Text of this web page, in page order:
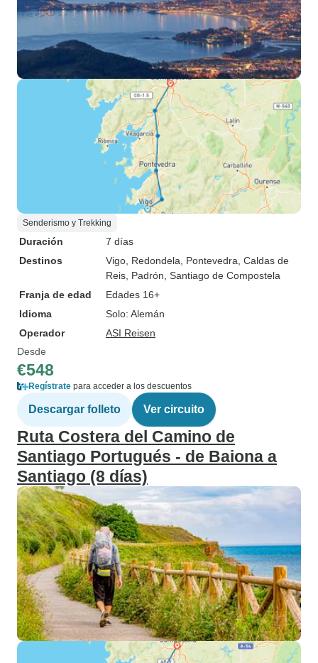
Senderismo y Trekking
Duración
7 días
Destinos
Vigo , Redondela , Pontevedra , Caldas de
Reis , Padrón , Santiago de Compostela
Franja de edad
Edades 16+
Idioma
Solo: Alemán
Operador
ASI Reisen
Desde
€548
Regístrate para acceder a los descuentos
Descargar folleto Ver circuito
Ruta Costera del Camino de
Santiago Portugués - de Baiona a
Santiago (8 días)